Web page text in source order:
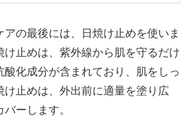
の最後には、日焼け止めを使いま
け止めは、紫外線から肌を守るだけ
酸化成分が含まれており、肌をしっ
け止めは、外出前に適量を塗り広
ーします。